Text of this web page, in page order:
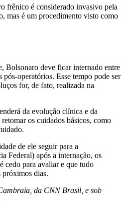
frênico é considerado invasivo pela
mas é um procedimento visto como
Bolsonaro deve ficar internado entre
pós-operatórios. Esse tempo pode ser
for, de fato, realizada na
da evolução clínica e da
os cuidados básicos, como
de ele seguir para a
Federal) após a internação, os
cedo para avaliar e que tudo
próximos dias.
da CNN Brasil, e sob